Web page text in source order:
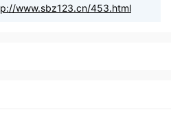
www.sbz123.cn/453.html